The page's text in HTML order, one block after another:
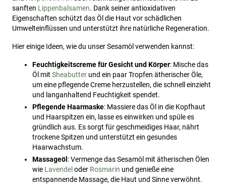
sanften Lippenbalsamen. Dank seiner antioxidativen
Eigenschaften schützt das Öl die Haut vor schädlichen
Umwelteinflüssen und unterstützt ihre natürliche Regeneration.
Hier einige Ideen, wie du unser Sesamöl verwenden kannst:
Feuchtigkeitscreme für Gesicht und Körper: Mische das
Öl mit Sheabutter und ein paar Tropfen ätherischer Öle,
um eine pflegende Creme herzustellen, die schnell einzieht
und langanhaltend Feuchtigkeit spendet.
Pflegende Haarmaske: Massiere das Öl in die Kopfhaut
und Haarspitzen ein, lasse es einwirken und spüle es
gründlich aus. Es sorgt für geschmeidiges Haar, nährt
trockene Spitzen und unterstützt ein gesundes
Haarwachstum.
Massageöl : Vermenge das Sesamöl mit ätherischen Ölen
wie Lavendel oder Rosmarin und genieße eine
entspannende Massage, die Haut und Sinne verwöhnt.